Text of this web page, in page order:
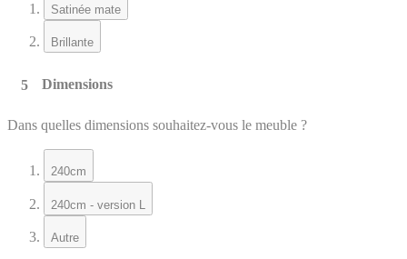
Satinée mate
Brillante
Dimensions
Dans quelles dimensions souhaitez-vous le meuble ?
240cm
240cm - version L
Autre